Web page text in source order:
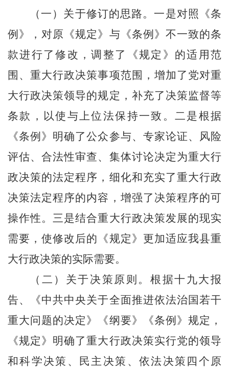
（一）关于修订的思路。 一是对照《条
例》，对原《规定》与《条例》不一致的条
款进行了修改，调整了《规定》的适用范
围、重大行政决策事项范围，增加了党对重
大行政决策领导的规定，补充了决策监督等
条款，以使与上位法保持一致。二是根据
《条例》明确了公众参与、专家论证、风险
评估、合法性审查、集体讨论决定为重大行
政决策的法定程序，细化和充实了重大行政
决策法定程序的内容，增强了决策程序的可
操作性。三是结合重大行政决策发展的现实
需要，使修改后的《规定》更加适应我县重
大行政决策的实际需要。
（二）关于决策原则。 根据十九大报
告、《中共中央关于全面推进依法治国若干
重大问题的决定》《纲要》《条例》规定，
《规定》明确了重大行政决策实行党的领导
和科学决策、民主决策、依法决策四个原